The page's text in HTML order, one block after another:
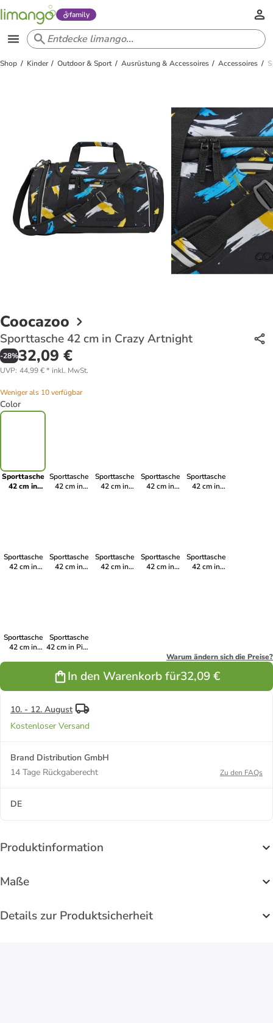
family
Shop Kinder Outdoor & Sport Ausrüstung & Accessoires Accessoires
Coocazoo
Sporttasche 42 cm in Crazy Artnight
-28%32,09 €
UVP: 44,99 €* inkl. MwSt.
Weniger als 10 verfügbar
Color
Sporttasche
42 cm in
Sporttasche
42 cm in
Sporttasche
42 cm in
Sporttasche
42 cm in
Sporttasche
42 cm in
Sporttasche
42 cm in
Sporttasche
42 cm in
Sporttasche
42 cm in
Sporttasche
42 cm in
Sporttasche
42 cm in
Sporttasche
42 cm in
Sporttasche
42 cm in Pink
Warum ändern sich die Preise?
In den Warenkorb für32,09 €
10. - 12. August
Kostenloser Versand
Brand Distribution GmbH
14 Tage Rückgaberecht
Zu den FAQs
DE
Produktinformation
Maße
Details zur Produktsicherheit